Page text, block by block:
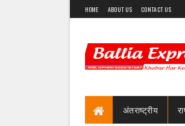
HOME ABOUT US CONTACT US
अंतराष्ट्रीय